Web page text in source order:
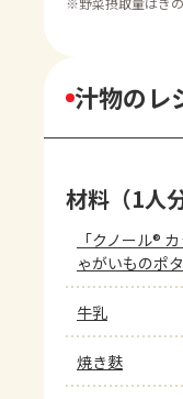
汁物のレ
材料（1人分
「クノール®
ゃがいものポ
牛乳
焼き麩